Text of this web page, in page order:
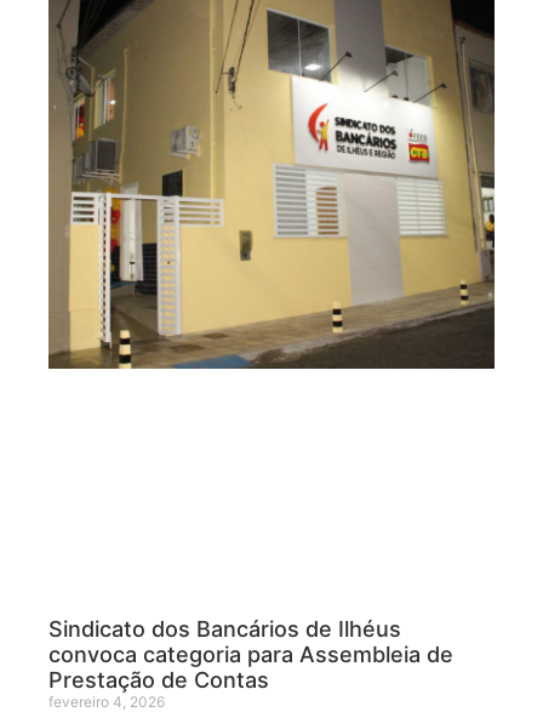
Sindicato dos Bancários de Ilhéus
convoca categoria para Assembleia de
Prestação de Contas
fevereiro 4, 2026